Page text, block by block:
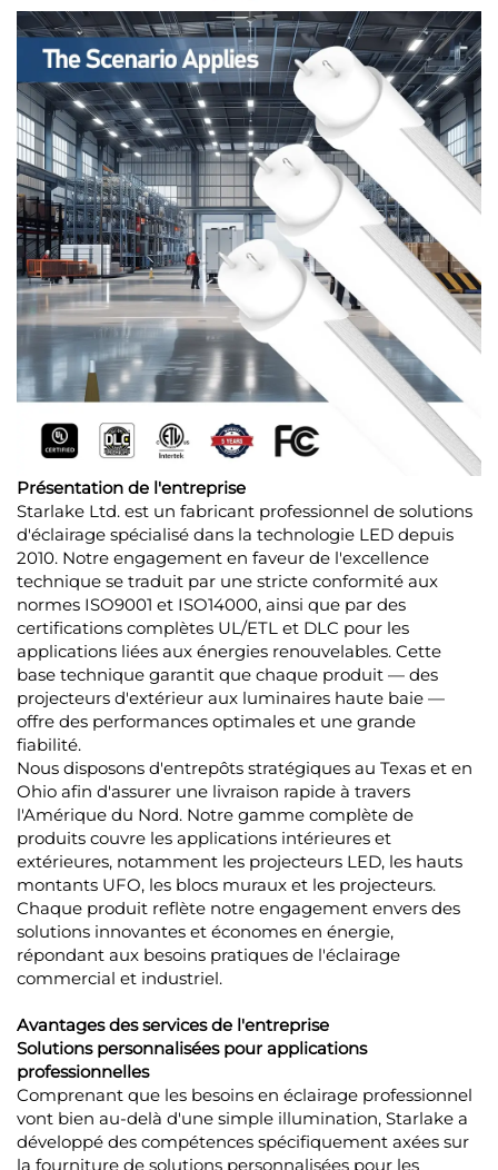
Présentation de l'entreprise
Starlake Ltd. est un fabricant professionnel de solutions
d'éclairage spécialisé dans la technologie LED depuis
2010. Notre engagement en faveur de l'excellence
technique se traduit par une stricte conformité aux
normes ISO9001 et ISO14000, ainsi que par des
certifications complètes UL/ETL et DLC pour les
applications liées aux énergies renouvelables. Cette
base technique garantit que chaque produit — des
projecteurs d'extérieur aux luminaires haute baie —
offre des performances optimales et une grande
fiabilité.
Nous disposons d'entrepôts stratégiques au Texas et en
Ohio afin d'assurer une livraison rapide à travers
l'Amérique du Nord. Notre gamme complète de
produits couvre les applications intérieures et
extérieures, notamment les projecteurs LED, les hauts
montants UFO, les blocs muraux et les projecteurs.
Chaque produit reflète notre engagement envers des
solutions innovantes et économes en énergie,
répondant aux besoins pratiques de l'éclairage
commercial et industriel.
Avantages des services de l'entreprise
Solutions personnalisées pour applications
professionnelles
Comprenant que les besoins en éclairage professionnel
vont bien au-delà d'une simple illumination, Starlake a
développé des compétences spécifiquement axées sur
la fourniture de solutions personnalisées pour les